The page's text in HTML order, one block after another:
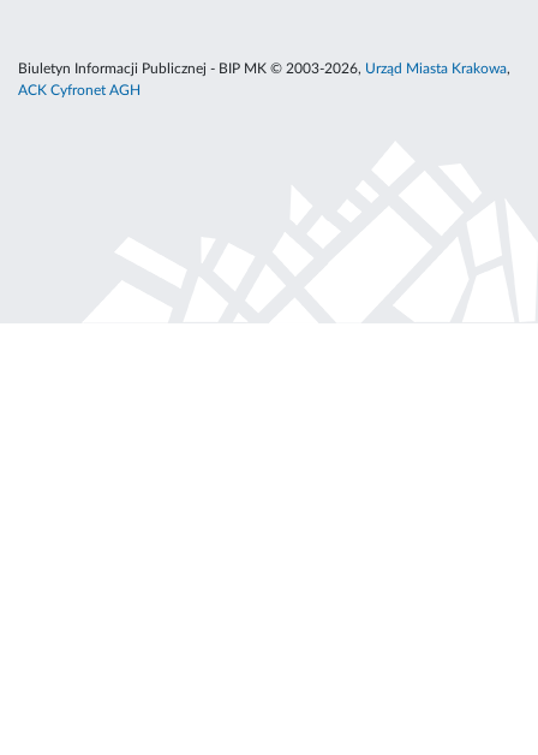
Biuletyn Informacji Publicznej - BIP MK © 2003-2026, Urząd Miasta Krakowa,
ACK Cyfronet AGH